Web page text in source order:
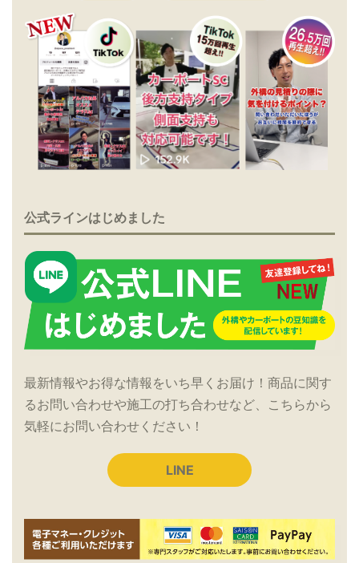
公式ラインはじめました
最新情報やお得な情報をいち早くお届け！商品に関す
るお問い合わせや施工の打ち合わせなど、こちらから
気軽にお問い合わせください！
LINE